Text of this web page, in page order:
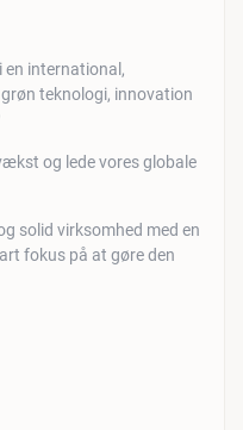
en international,
teknologi, innovation
og lede vores globale
solid virksomhed med en
fokus på at gøre den